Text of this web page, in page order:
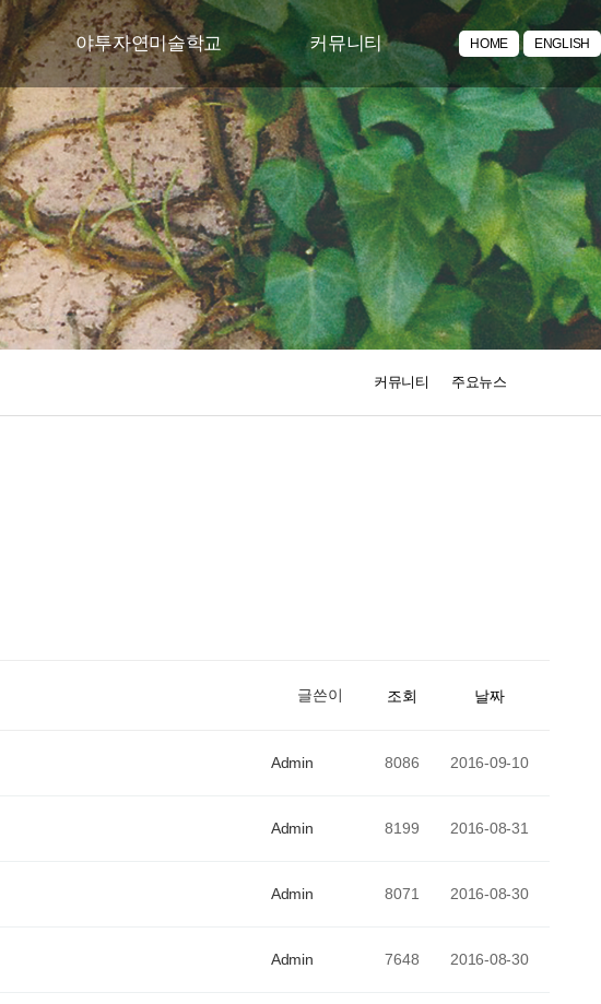
야투자연미술학교
교육/체험 프로그램
꿈다락 토요문화학교
커뮤니티
공지사항
주요뉴스
포토갤러리
동영상갤러리
아카이브
HOME ENGLISH
커뮤니티 주요뉴스
글쓴이 조회 날짜
Admin 8086 2016-09-10
Admin 8199 2016-08-31
Admin 8071 2016-08-30
Admin 7648 2016-08-30